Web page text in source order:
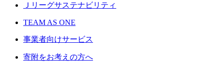
Ｊリーグサステナビリティ
TEAM AS ONE
事業者向けサービス
寄附をお考えの方へ